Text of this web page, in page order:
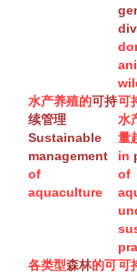
水产养殖的可持
续管理
Sustainable
management
of
aquaculture
可
水
量
in
of
各类型森林的可可